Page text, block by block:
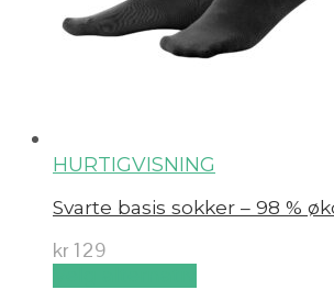
HURTIGVISNING
Svarte basis sokker – 98 %
kr 129